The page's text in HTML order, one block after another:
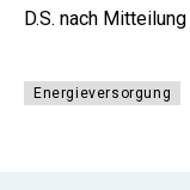
D.S. nach
Energieversorgung